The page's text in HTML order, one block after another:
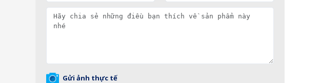
Gửi ảnh thực tế